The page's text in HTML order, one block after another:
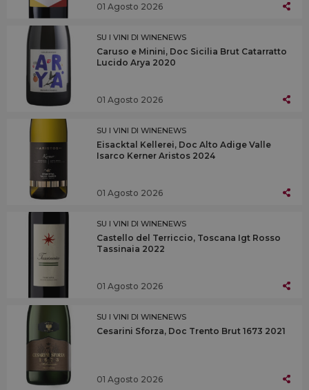
01 Agosto 2026
SU I VINI DI WINENEWS
Caruso e Minini, Doc Sicilia Brut Catarratto
Lucido Arya 2020
01 Agosto 2026
SU I VINI DI WINENEWS
Eisacktal Kellerei, Doc Alto Adige Valle
Isarco Kerner Aristos 2024
01 Agosto 2026
SU I VINI DI WINENEWS
Castello del Terriccio, Toscana Igt Rosso
Tassinaia 2022
01 Agosto 2026
SU I VINI DI WINENEWS
Cesarini Sforza, Doc Trento Brut 1673 2021
01 Agosto 2026